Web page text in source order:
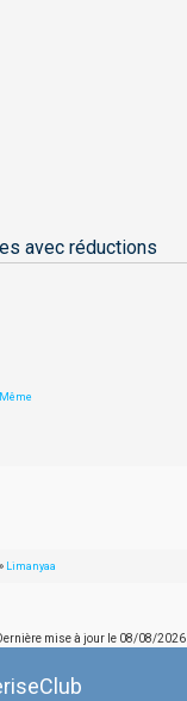
avec réductions
» Limanyaa
mise à jour le 08/08/2026